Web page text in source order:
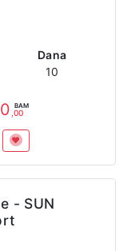
Dana
10
BAM
,00
- SUN